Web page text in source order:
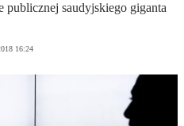
publicznej saudyjskiego giganta
16:24